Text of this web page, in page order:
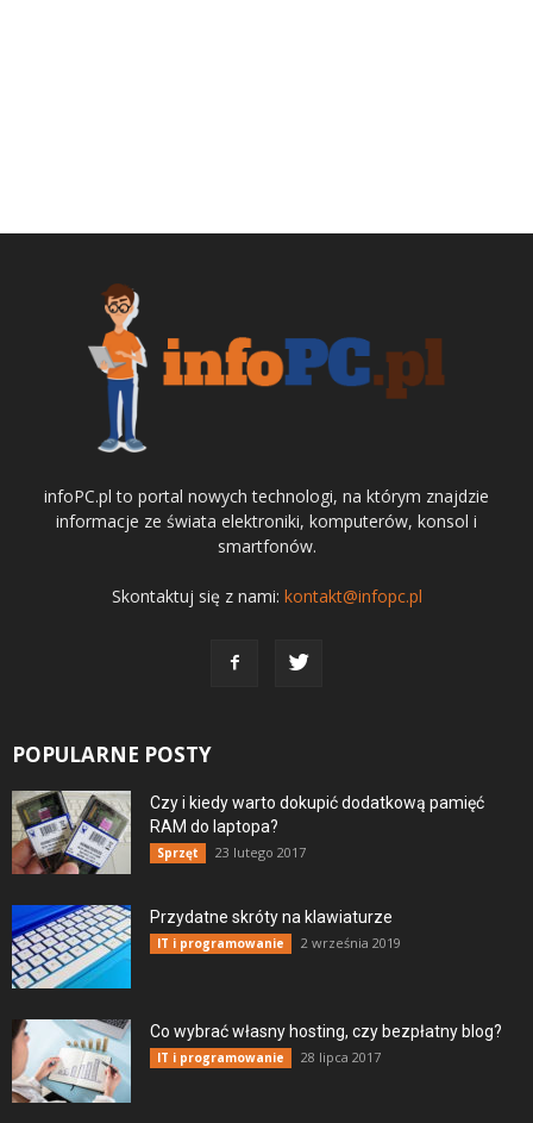
infoPC.pl to portal nowych technologi, na którym znajdzie
informacje ze świata elektroniki, komputerów, konsol i
smartfonów.
Skontaktuj się z nami: kontakt@infopc.pl
POPULARNE POSTY
Czy i kiedy warto dokupić dodatkową pamięć
RAM do laptopa?
Sprzęt 23 lutego 2017
Przydatne skróty na klawiaturze
IT i programowanie 2 września 2019
Co wybrać własny hosting, czy bezpłatny blog?
IT i programowanie 28 lipca 2017